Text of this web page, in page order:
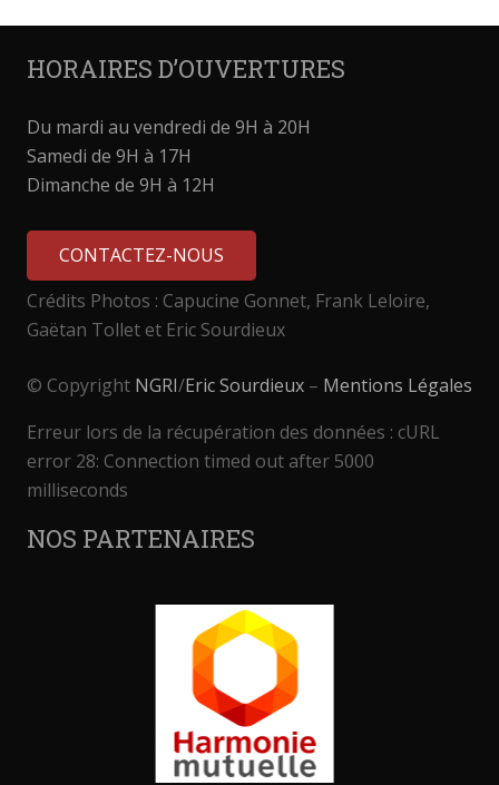
HORAIRES D’OUVERTURES
Du mardi au vendredi de 9H à 20H
Samedi de 9H à 17H
Dimanche de 9H à 12H
CONTACTEZ-NOUS
Crédits Photos : Capucine Gonnet, Frank Leloire,
Gaëtan Tollet et Eric Sourdieux
© Copyright NGRI/Eric Sourdieux – Mentions Légales
Erreur lors de la récupération des données : cURL
error 28: Connection timed out after 5000
milliseconds
NOS PARTENAIRES